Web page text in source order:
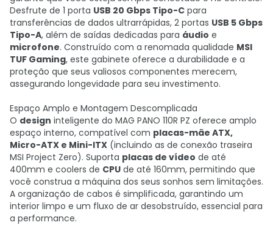
Desfrute de 1 porta USB 20 Gbps Tipo-C para
transferências de dados ultrarrápidas, 2 portas USB 5 Gbps
Tipo-A, além de saídas dedicadas para áudio e
microfone. Construído com a renomada qualidade MSI
TUF Gaming, este gabinete oferece a durabilidade e a
proteção que seus valiosos componentes merecem,
assegurando longevidade para seu investimento.
Espaço Amplo e Montagem Descomplicada
O design inteligente do MAG PANO 110R PZ oferece amplo
espaço interno, compatível com placas-mãe ATX,
Micro-ATX e Mini-ITX (incluindo as de conexão traseira
MSI Project Zero). Suporta placas de vídeo de até
400mm e coolers de CPU de até 160mm, permitindo que
você construa a máquina dos seus sonhos sem limitações.
A organização de cabos é simplificada, garantindo um
interior limpo e um fluxo de ar desobstruído, essencial para
a performance.